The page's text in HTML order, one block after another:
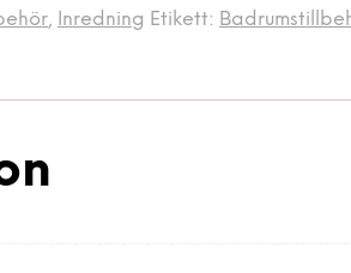
, Inredning Etikett: